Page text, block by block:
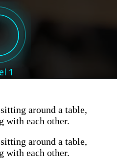
1
around a table,
with each other.
around a table,
with each other.